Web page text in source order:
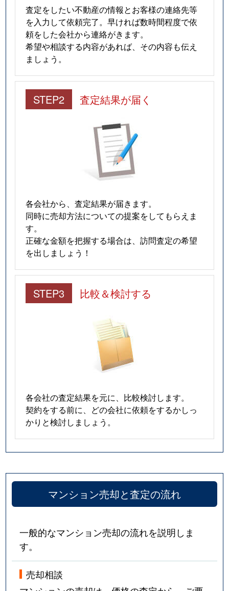
査定をしたい不動産の情報とお客様の連絡先等
を入力して依頼完了。早ければ数時間程度で依
頼をした会社から連絡がきます。
希望や相談する内容があれば、その内容も伝え
ましょう。
STEP2 査定結果が届く
各会社から、査定結果が届きます。
同時に売却方法についての提案をしてもらえま
す。
正確な金額を把握する場合は、訪問査定の希望
を出しましょう！
STEP3 比較＆検討する
各会社の査定結果を元に、比較検討します。
契約をする前に、どの会社に依頼をするかしっ
かりと検討しましょう。
マンション売却と査定の流れ
一般的なマンション売却の流れを説明しま
す。
売却相談